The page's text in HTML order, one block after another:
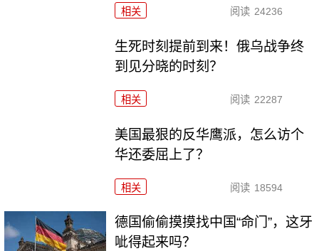
相关 阅读 24236
生死时刻提前到来！俄乌战争终
到见分晓的时刻？
相关 阅读 22287
美国最狠的反华鹰派，怎么访个
华还委屈上了？
相关 阅读 18594
德国偷偷摸摸找中国“命门”，这牙
呲得起来吗？